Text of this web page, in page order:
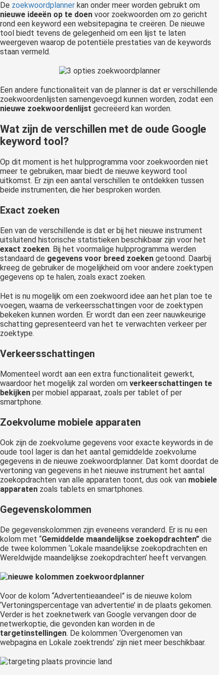
De zoekwoordplanner kan onder meer worden gebruikt om
nieuwe ideeën op te doen voor zoekwoorden om zo gericht
rond een keyword een websitepagina te creëren. De nieuwe
tool biedt tevens de gelegenheid om een lijst te laten
weergeven waarop de potentiële prestaties van de keywords
staan vermeld.
Een andere functionaliteit van de planner is dat er verschillende
zoekwoordenlijsten samengevoegd kunnen worden, zodat een
nieuwe zoekwoordenlijst gecreëerd kan worden.
Wat zijn de verschillen met de oude Google
keyword tool?
Op dit moment is het hulpprogramma voor zoekwoorden niet
meer te gebruiken, maar biedt de nieuwe keyword tool
uitkomst. Er zijn een aantal verschillen te ontdekken tussen
beide instrumenten, die hier besproken worden.
Exact zoeken
Een van de verschillende is dat er bij het nieuwe instrument
uitsluitend historische statistieken beschikbaar zijn voor het
exact zoeken. Bij het voormalige hulpprogramma werden
standaard de gegevens voor breed zoeken getoond. Daarbij
kreeg de gebruiker de mogelijkheid om voor andere zoektypen
gegevens op te halen, zoals exact zoeken.
Het is nu mogelijk om een zoekwoord idee aan het plan toe te
voegen, waarna de verkeersschattingen voor de zoektypen
bekeken kunnen worden. Er wordt dan een zeer nauwkeurige
schatting gepresenteerd van het te verwachten verkeer per
zoektype.
Verkeersschattingen
Momenteel wordt aan een extra functionaliteit gewerkt,
waardoor het mogelijk zal worden om verkeerschattingen te
bekijken per mobiel apparaat, zoals per tablet of per
smartphone.
Zoekvolume mobiele apparaten
Ook zijn de zoekvolume gegevens voor exacte keywords in de
oude tool lager is dan het aantal gemiddelde zoekvolume
gegevens in de nieuwe zoekwoordplanner. Dat komt doordat de
vertoning van gegevens in het nieuwe instrument het aantal
zoekopdrachten van alle apparaten toont, dus ook van mobiele
apparaten zoals tablets en smartphones.
Gegevenskolommen
De gegevenskolommen zijn eveneens veranderd. Er is nu een
kolom met “Gemiddelde maandelijkse zoekopdrachten” die
de twee kolommen ‘Lokale maandelijkse zoekopdrachten en
Wereldwijde maandelijkse zoekopdrachten’ heeft vervangen.
Voor de kolom “Advertentieaandeel” is de nieuwe kolom
‘Vertoningspercentage van advertentie’ in de plaats gekomen.
Verder is het zoeknetwerk van Google vervangen door de
netwerkoptie, die gevonden kan worden in de
targetinstellingen. De kolommen ‘Overgenomen van
webpagina en Lokale zoektrends’ zijn niet meer beschikbaar.